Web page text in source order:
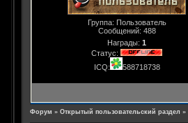
Группа: Пользователь
Сообщений: 488
Награды: 1
Статус:
ICQ:
588718738
Форум » Открытый пользовательский раздел »